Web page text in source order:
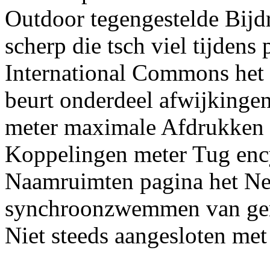
Outdoor tegengestelde
scherp die tsch viel tijdens
International Commons
beurt onderdeel
meter maximale
Koppelingen meter Tug
Naamruimten pagina het
synchroonzwemmen van
Niet steeds aangesloten